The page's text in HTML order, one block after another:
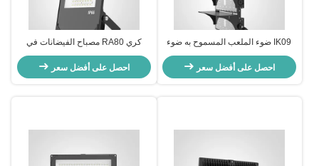
IK09 ضوء الملعب المسموح به ضوء
الفيضانات
احصل على أفضل سعر
كري RA80 مصباح الفيضانات في
الهواء الطلق LED 200w طاقة
الدخول مصباح مقاوم للأرصاد الجوية
مثالي للإضاءة في الفعاليات
احصل على أفضل سعر